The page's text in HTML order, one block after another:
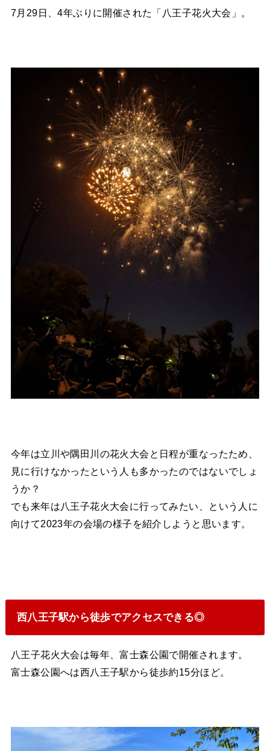
7月29日、4年ぶりに開催された「八王子花火大会」。
今年は立川や隅田川の花火大会と日程が重なったため、
見に行けなかったという人も多かったのではないでしょ
うか？
でも来年は八王子花火大会に行ってみたい、という人に
向けて2023年の会場の様子を紹介しようと思います。
西八王子駅から徒歩でアクセスできる◎
八王子花火大会は毎年、富士森公園で開催されます。
富士森公園へは西八王子駅から徒歩約15分ほど。